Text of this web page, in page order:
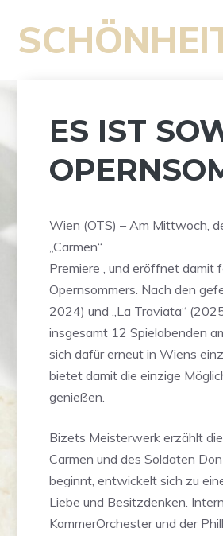
Inhalt
springen
ES IST
Wien (OTS) – Am Mittwoch,
„Carmen“
Premiere , und eröffnet damit
Opernsommers. Nach den
2024) und „La Traviata“
insgesamt 12 Spielabenden
sich dafür erneut in Wiens
bietet damit die einzige
genießen.
Bizets Meisterwerk erzählt
Carmen und des Soldaten
beginnt, entwickelt sich zu
Liebe und Besitzdenken.
KammerOrchester und der